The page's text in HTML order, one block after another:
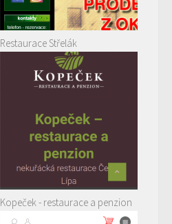
Restaurace Střelák
Kopeček - restaurace a penzion